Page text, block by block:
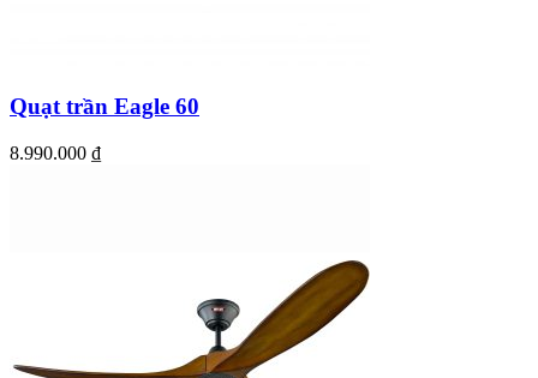
Quạt trần Eagle 60
8.990.000 ₫